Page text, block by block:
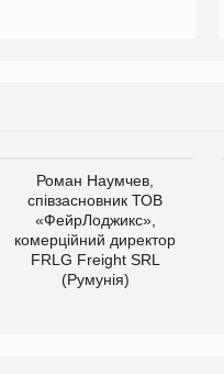
Роман Наумчев,
співзасновник ТОВ
«ФейрЛоджикс»,
комерційний директор
FRLG Freight SRL
(Румунія)